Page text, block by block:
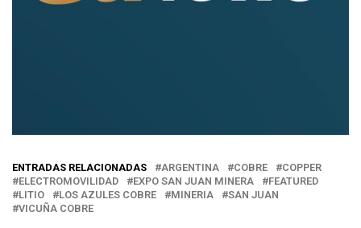
ENTRADAS RELACIONADAS ARGENTINA COBRE
COPPER
ELECTROMOVILIDAD
EXPO SAN JUAN MINERA
FEATURED
LITIO
LOS AZULES COBRE MINERIA
SAN JUAN
VICUÑA COBRE